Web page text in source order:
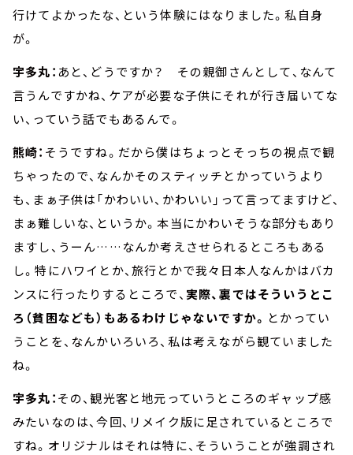
行けてよかったな、という体験にはなりました。私自身
が。
宇多丸： あと、どうですか？ その親御さんとして、なんて
言うんですかね、ケアが必要な子供にそれが行き届いてな
い、っていう話でもあるんで。
熊崎： そうですね。だから僕はちょっとそっちの視点で観
ちゃったので、なんかそのスティッチとかっていうより
も、まぁ子供は「かわいい、かわいい」って言ってますけど、
まぁ難しいな、というか。本当にかわいそうな部分もあり
ますし、うーん……なんか考えさせられるところもある
し。特にハワイとか、旅行とかで我々日本人なんかはバカ
ンスに行ったりするところで、 実際、裏ではそういうとこ
ろ（貧困なども）もあるわけじゃないですか。 とかってい
うことを、なんかいろいろ、私は考えながら観ていました
ね。
宇多丸：その、観光客と地元っていうところのギャップ感
みたいなのは、今回、リメイク版に足されているところで
すね。オリジナルはそれは特に、そういうことが強調され